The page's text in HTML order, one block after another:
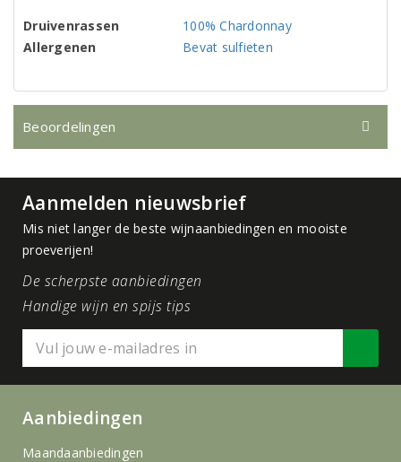
Druivenrassen
100% Chardonnay
Allergenen
Bevat sulfieten
Beoordelingen
Aanmelden nieuwsbrief
Mis niet langer de beste wijnaanbiedingen en mooiste
proeverijen!
De scherpste aanbiedingen
Handige wijn en spijs tips
Aanbiedingen
Maandaanbiedingen